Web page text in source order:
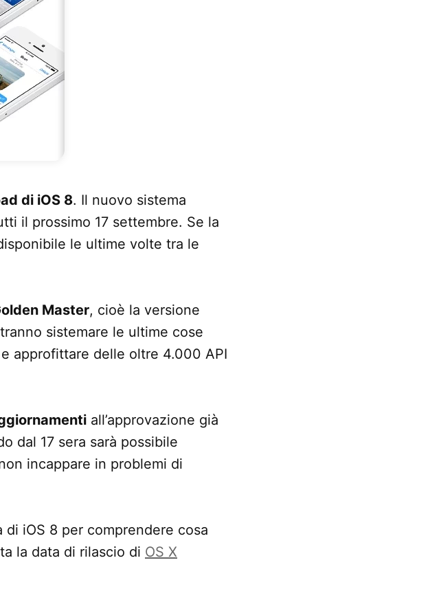
di iOS 8. Il nuovo sistema
il prossimo 17 settembre. Se la
le ultime volte tra le
Master, cioè la versione
sistemare le ultime cose
approfittare delle oltre 4.000 API
all’approvazione già
dal 17 sera sarà possibile
incappare in problemi di
di iOS 8 per comprendere cosa
la data di rilascio di OS X